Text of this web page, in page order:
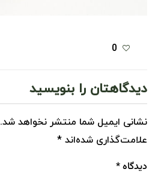
0
دیدگاهتان را بنویسید
نشانی ایمیل شما منتشر نخواهد شد.
علامت‌گذاری شده‌اند *
دیدگاه*